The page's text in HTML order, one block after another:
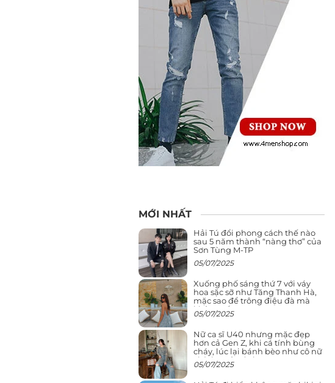
MỚI NHẤT
Hải Tú đổi phong cách thế nào
sau 5 năm thành “nàng thơ” của
Sơn Tùng M-TP
05/07/2025
Xuống phố sáng thứ 7 với váy
hoa sặc sỡ như Tăng Thanh Hà,
mặc sao để trông điệu đà mà
không sến
05/07/2025
Nữ ca sĩ U40 nhưng mặc đẹp
hơn cả Gen Z, khi cá tính bùng
cháy, lúc lại bánh bèo như cô nữ
chính ngôn tình
05/07/2025